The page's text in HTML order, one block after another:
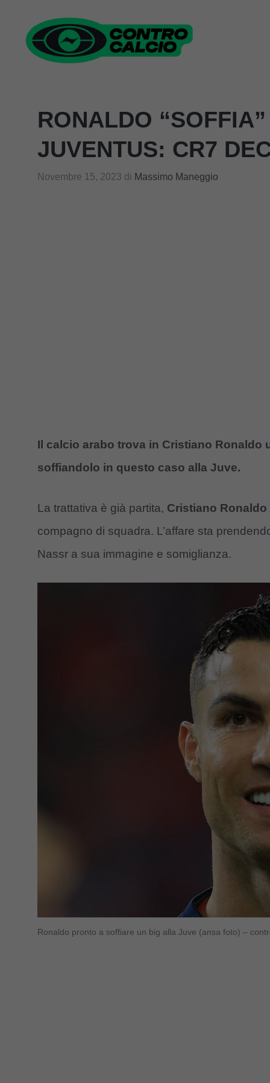
contenuto
RONALDO
JUVENTUS: CR7
Novembre 15, 2023 di Massimo Maneggio
Il calcio arabo trova in Cristiano Ronaldo
soffiandolo in questo caso alla Juve.
La trattativa è già partita, Cristiano Ronaldo
compagno di squadra. L’affare sta
Nassr a sua immagine e somiglianza.
Ronaldo pronto a soffiare un big alla Juve (ansa foto) –